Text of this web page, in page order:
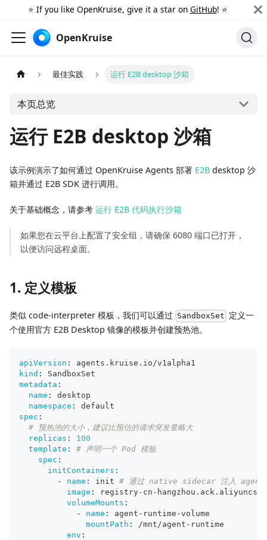
⭐️ If you like OpenKruise, give it a star on GitHub! ⭐️
OpenKruise
最佳实践 运行 E2B desktop 沙箱
本页总览
运行 E2B desktop 沙箱
该示例演示了如何通过 OpenKruise Agents 部署 E2B desktop 沙
箱并通过 E2B SDK 进行调用。
关于基础概念，请参考 运行 E2B 代码执行沙箱
如果您在云平台上配置了安全组，请确保 6080 端口已打开，
以便访问远程桌面。
1. 定义模板
类似 code-interpreter 模板，我们可以通过 SandboxSet 定义一
个使用官方 E2B Desktop 镜像的模板并创建预热池。
apiVersion :
agents.kruise.io/v1alpha1
kind :
SandboxSet
metadata :
name :
desktop
namespace :
default
spec :
# 预热池的大小，建议比预估的请求突发量略大
replicas :
100
template :
# 声明一个 Pod 模板
spec :
initContainers :
-
name : init # 通过 native sidecar 注入
image : registry- cn -
volumeMounts :
-
name : agent - runtime -volume
mountPath : /mnt/agent - runtime
env :